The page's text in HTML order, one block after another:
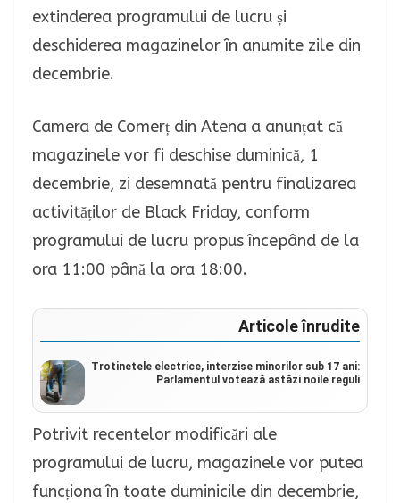
extinderea programului de lucru și
deschiderea magazinelor în anumite zile din
decembrie.
Camera de Comerț din Atena a anunțat că
magazinele vor fi deschise duminică, 1
decembrie, zi desemnată pentru finalizarea
activităților de Black Friday, conform
programului de lucru propus începând de la
ora 11:00 până la ora 18:00.
Articole înrudite
Trotinetele electrice, interzise minorilor sub 17 ani:
Parlamentul votează astăzi noile reguli
Potrivit recentelor modificări ale
programului de lucru, magazinele vor putea
funcționa în toate duminicile din decembrie,